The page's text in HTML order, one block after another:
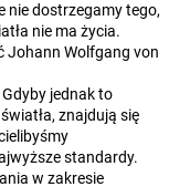
nie dostrzegamy tego,
nie ma życia.
Johann Wolfgang von
jednak to
znajdują się
standardy.
w zakresie